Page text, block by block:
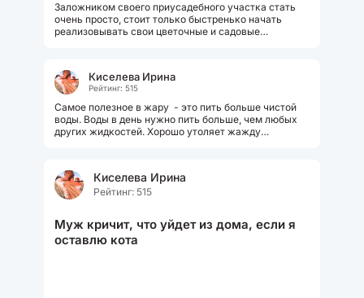
Заложником своего приусадебного участка стать
очень просто, стоит только быстренько начать
реализовывать свои цветочные и садовые
Киселева Ирина
Рейтинг: 515
Самое полезное в жару - это пить больше чистой
воды. Воды в день нужно пить больше, чем любых
других жидкостей. Хорошо утоляет жажду
Киселева Ирина
Рейтинг: 515
Муж кричит, что уйдет из дома, если я
оставлю кота